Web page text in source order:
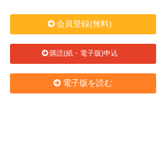
会員登録(無料)
購読(紙・電子版)申込
電子版を読む